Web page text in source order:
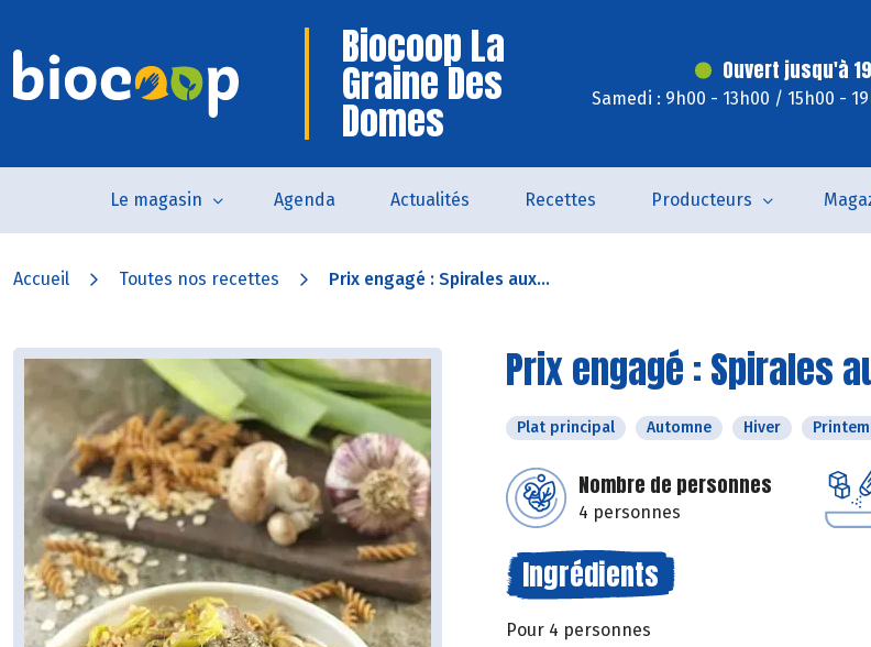
Biocoop La
Graine Des
Domes
Ouvert jusqu'à
Samedi : 9h00 - 13h00 / 15h00 -
Le magasin Agenda Actualités Recettes Producteurs
Accueil Toutes nos recettes Prix engagé : Spirales aux...
Prix engagé : Spirales
Plat principal Automne Hiver
Nombre de personnes
4 personnes
Ingrédients
Pour 4 personnes